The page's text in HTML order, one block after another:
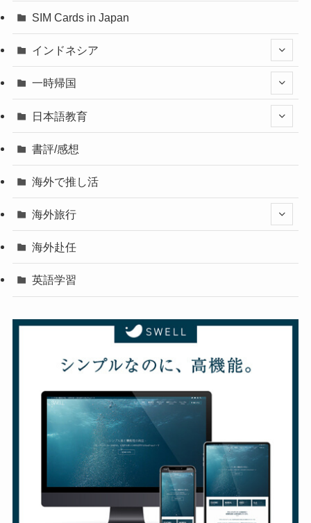
SIM Cards in Japan
インドネシア
一時帰国
日本語教育
書評/感想
海外で推し活
海外旅行
海外赴任
英語学習